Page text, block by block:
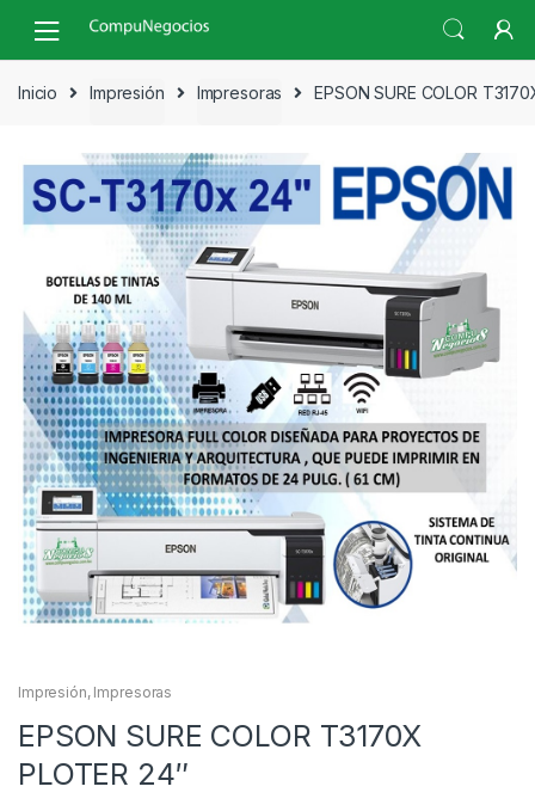
navigation
content
Inicio
Impresión Impresoras EPSON SURE COLOR
Impresión, Impresoras
EPSON SURE COLOR T3170X
PLOTER 24″